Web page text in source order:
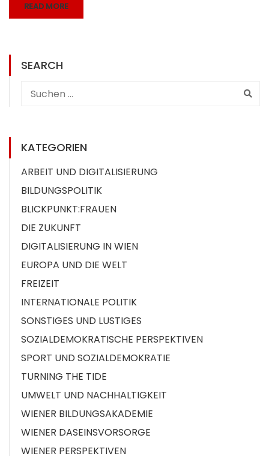
READ MORE
SEARCH
KATEGORIEN
ARBEIT UND DIGITALISIERUNG
BILDUNGSPOLITIK
BLICKPUNKT:FRAUEN
DIE ZUKUNFT
DIGITALISIERUNG IN WIEN
EUROPA UND DIE WELT
FREIZEIT
INTERNATIONALE POLITIK
SONSTIGES UND LUSTIGES
SOZIALDEMOKRATISCHE PERSPEKTIVEN
SPORT UND SOZIALDEMOKRATIE
TURNING THE TIDE
UMWELT UND NACHHALTIGKEIT
WIENER BILDUNGSAKADEMIE
WIENER DASEINSVORSORGE
WIENER PERSPEKTIVEN